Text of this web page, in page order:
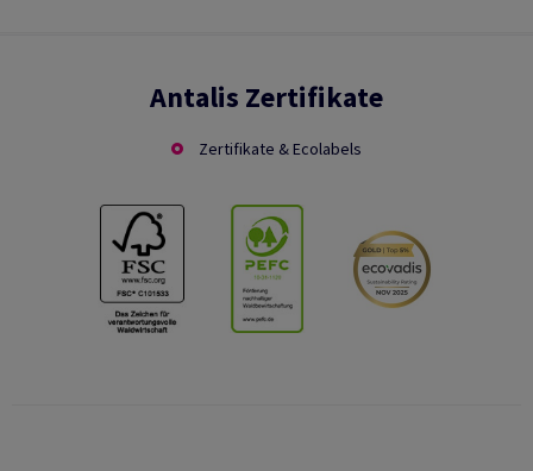
Antalis Zertifikate
Zertifikate & Ecolabels